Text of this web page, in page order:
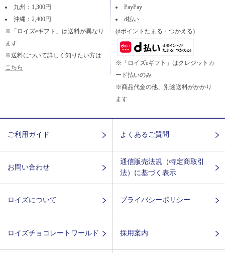
九州：1,300円
沖縄：2,400円
※「ロイズeギフト」は送料が異なり
ます
※送料について詳しく知りたい方は
こちら
PayPay
d払い
(dポイントたまる・つかえる)
※「ロイズeギフト」はクレジットカ
ード払いのみ
※商品代金の他、別途送料がかかり
ます
ご利用ガイド よくあるご質問
お問い合わせ
通信販売法規（特定商取引
法）に基づく表示
ロイズについて プライバシーポリシー
ロイズチョコレートワールド 採用案内